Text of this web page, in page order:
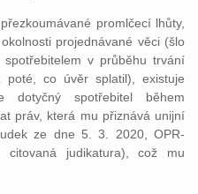
promlčecí lhůty,
projednávané věci (šlo
v průběhu trvání
poté, co úvěr splatil), existuje
dotyčný spotřebitel během
práv, která mu přiznává unijní
ze dne 5. 3. 2020, OPR-
judikatura), což mu